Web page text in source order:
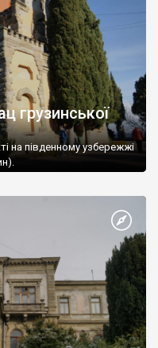
грузинської
на південному узбережжі